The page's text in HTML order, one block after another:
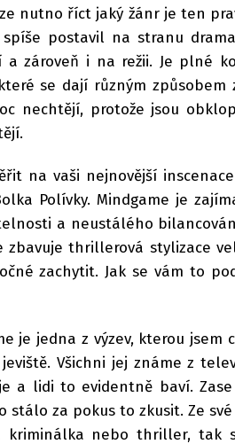
nutno říct jaký žánr je ten
postavil na stranu
a zároveň i na režii. Je plné
se dají různým
nechtějí, protože jsou
na vaši nejnovější
Polívky. Mindgame je
a neustálého
zbavuje thrillerová stylizace
zachytit. Jak se vám to
je jedna z výzev, kterou jsem
Všichni jej známe z
a lidi to evidentně baví. Zase
stálo za pokus to zkusit. Ze
kriminálka nebo thriller, tak